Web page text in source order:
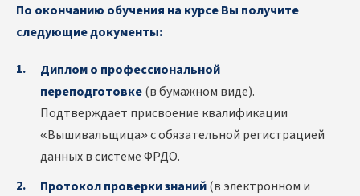
По окончанию обучения на курсе Вы получите
следующие документы:
Диплом о профессиональной
переподготовке(в бумажном виде).
Подтверждает присвоение квалификации
«Вышивальщица» с обязательной регистрацией
данных в системе ФРДО.
Протокол проверки знаний(в электронном и